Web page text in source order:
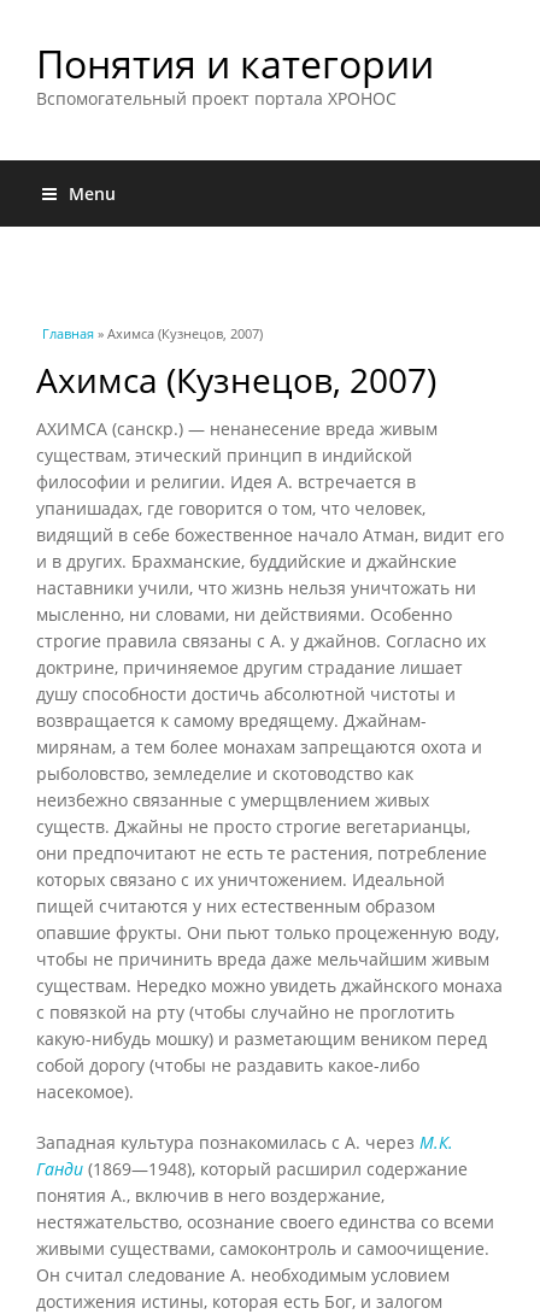
Понятия и категории
Вспомогательный проект портала ХРОНОС
Menu
Вы здесь
Главная » Ахимса (Кузнецов, 2007)
Ахимса (Кузнецов, 2007)
АХИМСА (санскр.) — ненанесение вреда живым
существам, этический принцип в индийской
философии и религии. Идея А. встречается в
упанишадах, где говорится о том, что человек,
видящий в себе божественное начало Атман, видит его
и в других. Брахманские, буддийские и джайнские
наставники учили, что жизнь нельзя уничтожать ни
мысленно, ни словами, ни действиями. Особенно
строгие правила связаны с А. у джайнов. Согласно их
доктрине, причиняемое другим страдание лишает
душу способности достичь абсолютной чистоты и
возвращается к самому вредящему. Джайнам-
мирянам, а тем более монахам запрещаются охота и
рыболовство, земледелие и скотоводство как
неизбежно связанные с умерщвлением живых
существ. Джайны не просто строгие вегетарианцы,
они предпочитают не есть те растения, потребление
которых связано с их уничтожением. Идеальной
пищей считаются у них естественным образом
опавшие фрукты. Они пьют только процеженную воду,
чтобы не причинить вреда даже мельчайшим живым
существам. Нередко можно увидеть джайнского монаха
с повязкой на рту (чтобы случайно не проглотить
какую-нибудь мошку) и разметающим веником перед
собой дорогу (чтобы не раздавить какое-либо
насекомое).
Западная культура познакомилась с А. через М.К.
Ганди (1869—1948), который расширил содержание
понятия А., включив в него воздержание,
нестяжательство, осознание своего единства со всеми
живыми существами, самоконтроль и самоочищение.
Он считал следование А. необходимым условием
достижения истины, которая есть Бог, и залогом